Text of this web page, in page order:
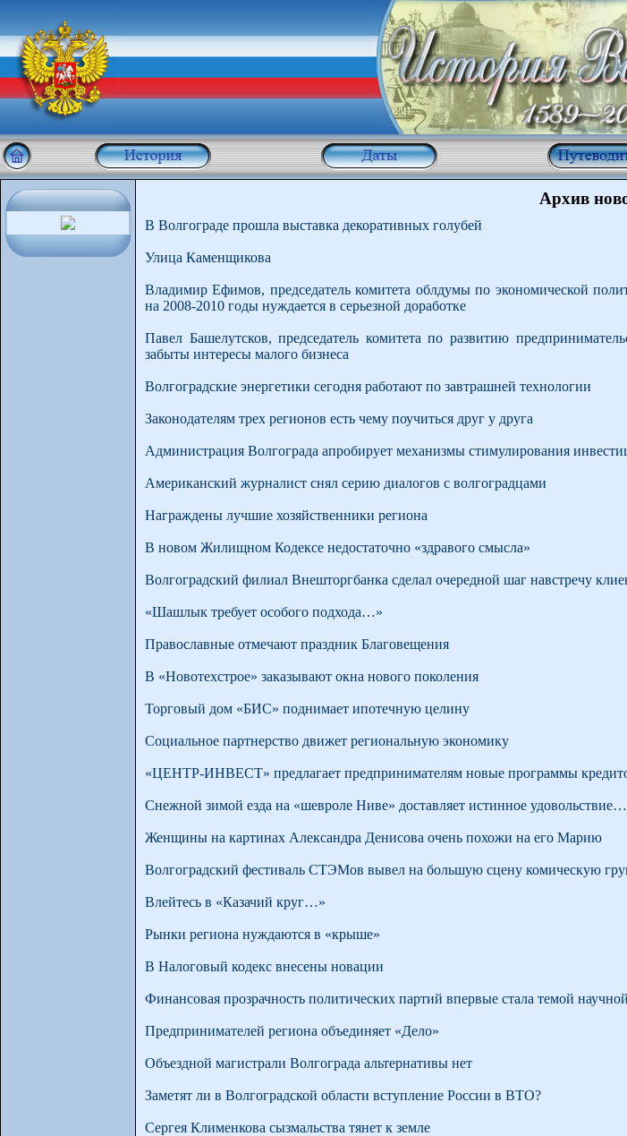
Архив
В Волгограде прошла выставка декоративных голубей
Улица Каменщикова
Владимир Ефимов, председатель комитета облдумы по экономической
на 2008-2010 годы нуждается в серьезной доработке
Павел Башелутсков, председатель комитета по развитию
забыты интересы малого бизнеса
Волгоградские энергетики сегодня работают по завтрашней технологии
Законодателям трех регионов есть чему поучиться друг у друга
Администрация Волгограда апробирует механизмы стимулирования
Американский журналист снял серию диалогов с волгоградцами
Награждены лучшие хозяйственники региона
В новом Жилищном Кодексе недостаточно «здравого смысла»
Волгоградский филиал Внешторгбанка сделал очередной шаг навстречу
«Шашлык требует особого подхода…»
Православные отмечают праздник Благовещения
В «Новотехстрое» заказывают окна нового поколения
Торговый дом «БИС» поднимает ипотечную целину
Социальное партнерство движет региональную экономику
«ЦЕНТР-ИНВЕСТ» предлагает предпринимателям новые программы
Снежной зимой езда на «шевроле Ниве» доставляет истинное удовольствие…
Женщины на картинах Александра Денисова очень похожи на его Марию
Волгоградский фестиваль СТЭМов вывел на большую сцену комическую
Влейтесь в «Казачий круг…»
Рынки региона нуждаются в «крыше»
В Налоговый кодекс внесены новации
Финансовая прозрачность политических партий впервые стала темой
Предпринимателей региона объединяет «Дело»
Объездной магистрали Волгограда альтернативы нет
Заметят ли в Волгоградской области вступление России в ВТО?
Сергея Клименкова сызмальства тянет к земле